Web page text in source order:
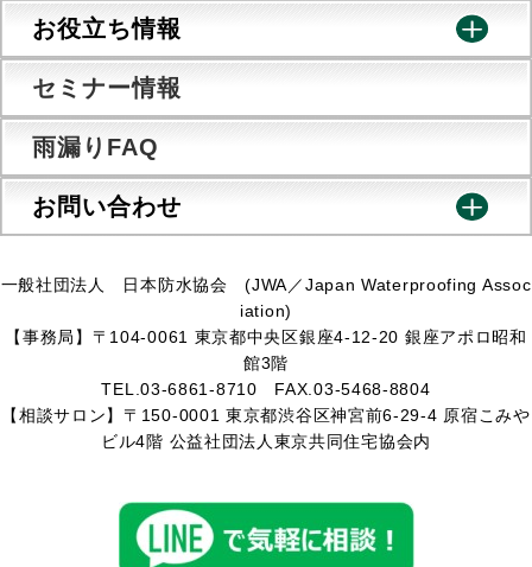
お役立ち情報
セミナー情報
雨漏りFAQ
お問い合わせ
一般社団法人 日本防水協会 (JWA／Japan Waterproofing Assoc
iation)
【事務局】〒104-0061 東京都中央区銀座4-12-20 銀座アポロ昭和
館3階
TEL.03-6861-8710 FAX.03-5468-8804
【相談サロン】〒150-0001 東京都渋谷区神宮前6-29-4 原宿こみや
ビル4階 公益社団法人東京共同住宅協会内